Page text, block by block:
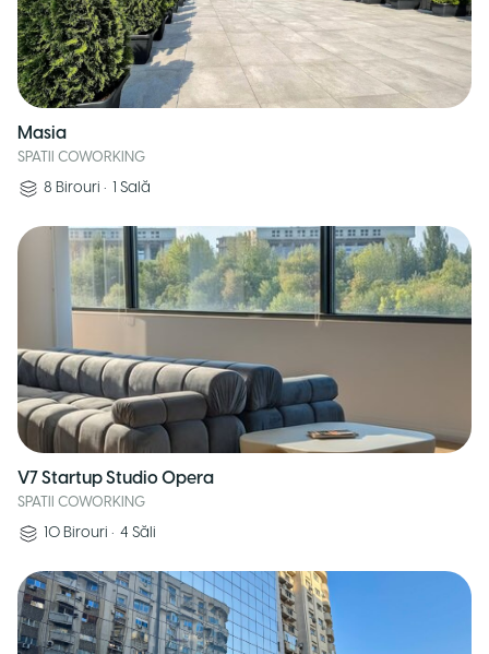
Masia
SPATII COWORKING
8 Birouri • 1 Sală
V7 Startup Studio Opera
SPATII COWORKING
10 Birouri • 4 Săli